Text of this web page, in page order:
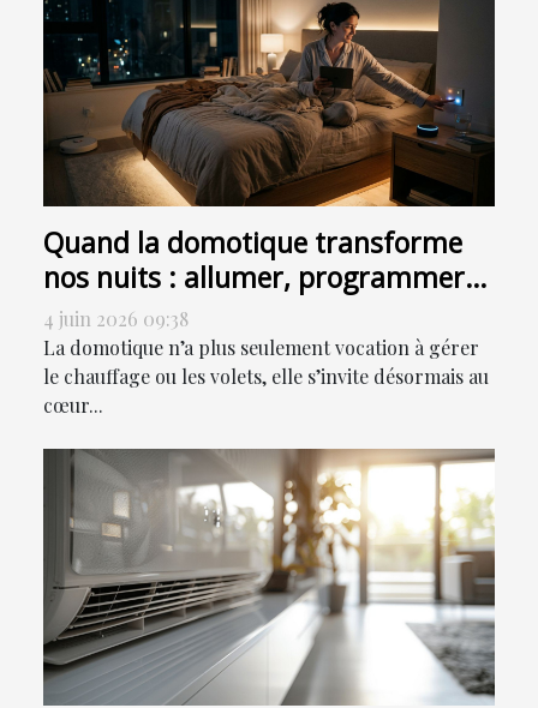
Quand la domotique transforme
nos nuits : allumer, programmer
ou sensoriser ?
4 juin 2026 09:38
La domotique n’a plus seulement vocation à gérer
le chauffage ou les volets, elle s’invite désormais au
cœur...